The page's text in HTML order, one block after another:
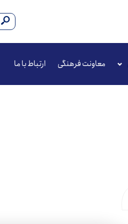
معاونت فرهنگی ارتباط با ما